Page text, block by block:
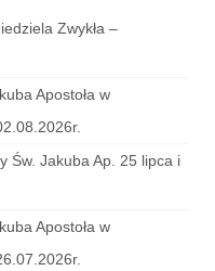
Zwykła –
Apostoła w
Św. Jakuba Ap. 25 lipca i
Apostoła w